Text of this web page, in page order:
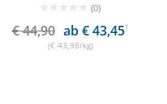
(0)
€ 44,90 ab € 43,451
(€ 43,98/kg)